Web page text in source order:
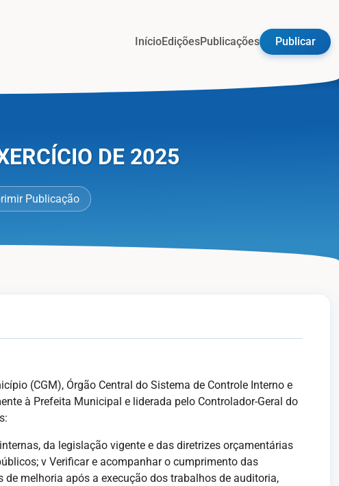
InícioEdiçõesPublicações Publicar
DE 2025
Publicação
(CGM), Órgão Central do Sistema de Controle Interno e
à Prefeita Municipal e liderada pelo Controlador-Geral do
da legislação vigente e das diretrizes orçamentárias
v Verificar e acompanhar o cumprimento das
melhoria após a execução dos trabalhos de auditoria,